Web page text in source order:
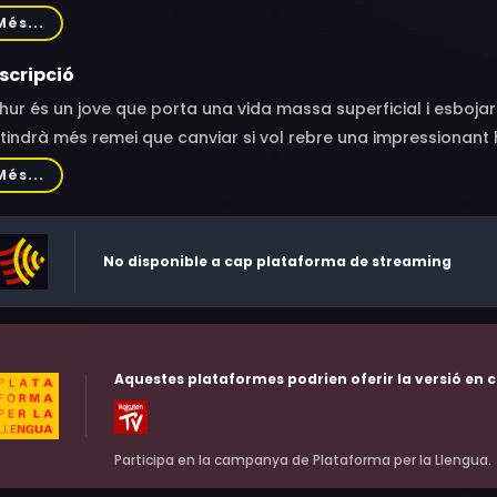
Wagner, Christina Jacquelyn Calph, John Hodgman,
Evander Holyfield, Robert Clohessy, Ed Herbstman, Jared
Nigel Barker, Tuffy Questell, Sara Chase, Ali Reza, Brian
Fisher, Debbie Lee Jones, Pascal Yen-Pfister, Dylan Clark
Ed Jewett, John Carrafa, Jennie Eisenhower, Sean
Jackson Nicoll, Devin Almonte, Jamie Choi, Tatsumi
és un jove que porta una vida massa superficial i
més remei que canviar si vol rebre una
s'haurà de casar. A partir de llavors inicia un estrany
la vida que portava abans o la podrà emmotllar a
No disponible a cap plataforma de streaming
Aquestes plataformes podrien oferir la versió en
Participa en la campanya de Plataforma per la Llengua.